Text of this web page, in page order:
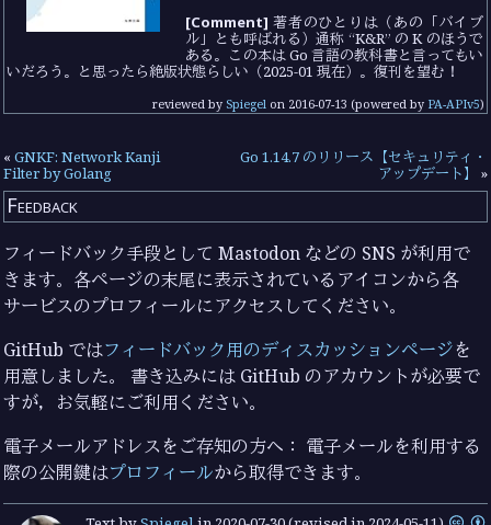
[Comment] 著者のひとりは（あの「バイブ
ル」とも呼ばれる）通称 “K&R” の K のほうで
ある。この本は Go 言語の教科書と言ってもい
いだろう。と思ったら絶版状態らしい（2025-01 現在）。復刊を望む！
reviewed by Spiegelon 2016-07-13 (powered by PA-APIv5)
«GNKF: Network Kanji
Filter by Golang
Go 1.14.7 のリリース【セキュリティ・
アップデート】
»
Feedback
フィードバック手段として Mastodon などの SNS が利用で
きます。各ページの末尾に表示されているアイコンから各
サービスのプロフィールにアクセスしてください。
GitHub ではフィードバック用のディスカッションページを
用意しました。 書き込みには GitHub のアカウントが必要で
すが，お気軽にご利用ください。
電子メールアドレスをご存知の方へ： 電子メールを利用する
際の公開鍵はプロフィールから取得できます。